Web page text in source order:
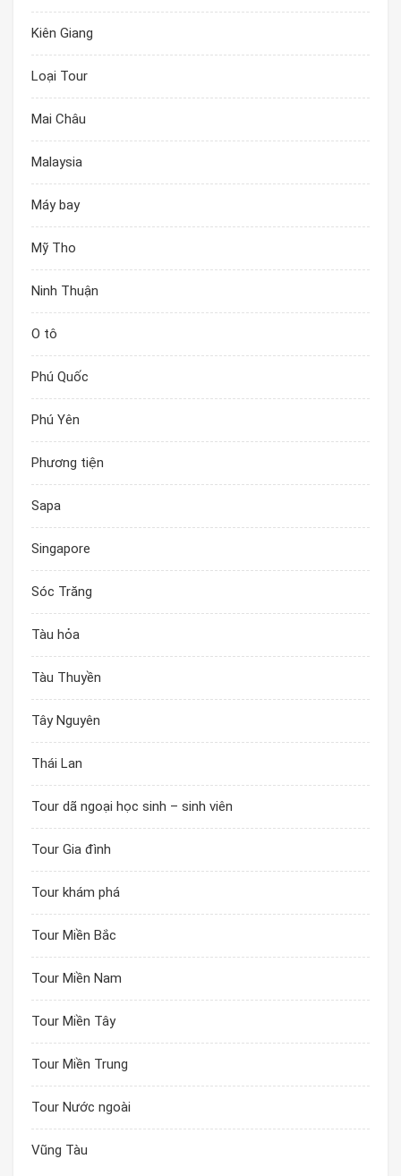
Kiên Giang
Loại Tour
Mai Châu
Malaysia
Máy bay
Mỹ Tho
Ninh Thuận
O tô
Phú Quốc
Phú Yên
Phương tiện
Sapa
Singapore
Sóc Trăng
Tàu hỏa
Tàu Thuyền
Tây Nguyên
Thái Lan
Tour dã ngoại học sinh – sinh viên
Tour Gia đình
Tour khám phá
Tour Miền Bắc
Tour Miền Nam
Tour Miền Tây
Tour Miền Trung
Tour Nước ngoài
Vũng Tàu